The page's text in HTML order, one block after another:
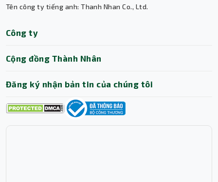
Tên công ty tiếng anh: Thanh Nhan Co., Ltd.
Công ty
Cộng đồng Thành Nhân
Đăng ký nhận bản tin của chúng tôi
Trợ lý AI • Phản hồi tức thì